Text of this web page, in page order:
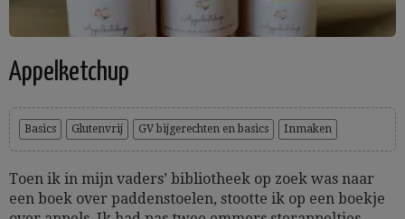
Appelketchup
Basics Glutenvrij GV bijgerechten en basics Inmaken
Toen ik in mijn vaders’ bibliotheek op zoek was naar
een boek over paddenstoelen, stootte ik op een boekje